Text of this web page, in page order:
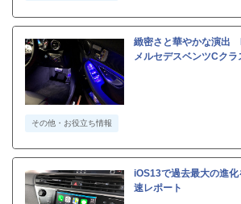
緻密さと華やかな演出
メルセデスベンツCクラ
その他・お役立ち情報
iOS13で過去最大の進
速レポート